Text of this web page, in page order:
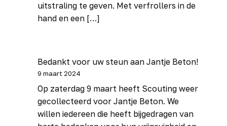
uitstraling te geven. Met verfrollers in de
hand en een […]
Bedankt voor uw steun aan Jantje Beton!
9 maart 2024
Op zaterdag 9 maart heeft Scouting weer
gecollecteerd voor Jantje Beton. We
willen iedereen die heeft bijgedragen van